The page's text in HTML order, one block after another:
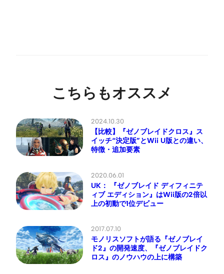
こちらもオススメ
2024.10.30
【比較】『ゼノブレイドクロス』ス
イッチ“決定版”とWii U版との違い、
特徴・追加要素
2020.06.01
UK： 『ゼノブレイド ディフィニテ
ィブ エディション』はWii版の2倍以
上の初動で1位デビュー
2017.07.10
モノリスソフトが語る『ゼノブレイ
ド2』の開発速度、『ゼノブレイドク
ロス』のノウハウの上に構築